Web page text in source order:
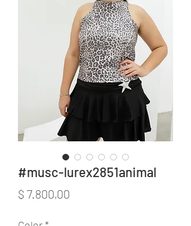
#musc-lurex2851animal
$ 7.800,00